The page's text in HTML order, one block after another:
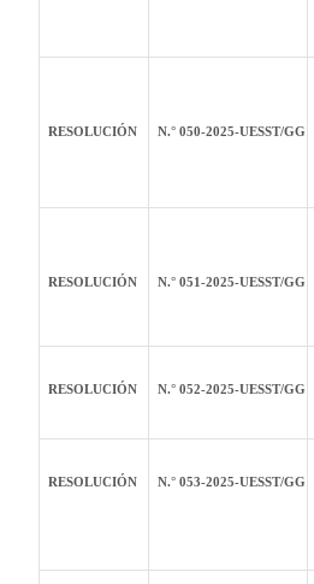
RESOLUCIÓN N.° 050-2025-UESST/GG
RESOLUCIÓN N.° 051-2025-UESST/GG
RESOLUCIÓN N.° 052-2025-UESST/GG
RESOLUCIÓN N.° 053-2025-UESST/GG